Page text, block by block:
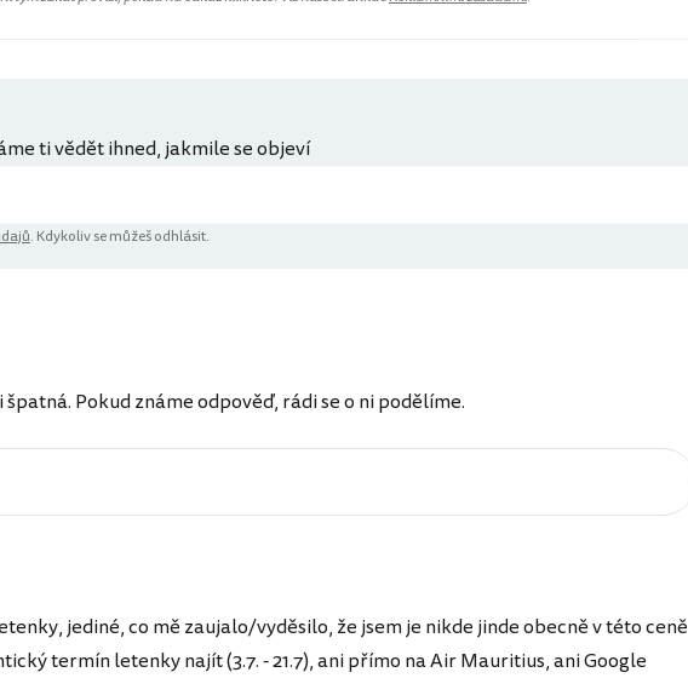
ti vědět ihned, jakmile se objeví
. Kdykoliv se můžeš odhlásit.
Pokud známe odpověď, rádi se o ni podělíme.
jediné, co mě zaujalo/vyděsilo, že jsem je nikde jinde obecně v této ceně
termín letenky najít (3.7. - 21.7), ani přímo na Air Mauritius, ani Google